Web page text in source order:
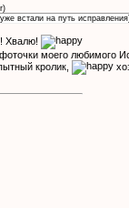
)
встали на путь
Хвалю!
моего любимого
кролик,